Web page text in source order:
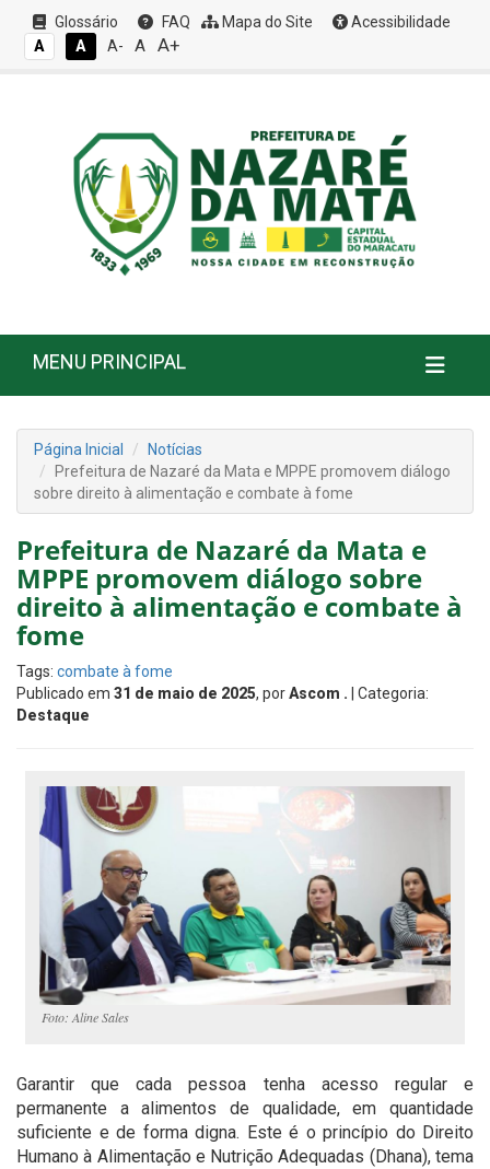
Glossário FAQ Mapa do Site
Acessibilidade
A
A A- A A+
MENU PRINCIPAL
Página Inicial
Notícias
Prefeitura de Nazaré da Mata e MPPE promovem diálogo
sobre direito à alimentação e combate à fome
Prefeitura de Nazaré da Mata e
MPPE promovem diálogo sobre
direito à alimentação e combate à
fome
Tags: combate à fome
Publicado em 31 de maio de 2025, porAscom . | Categoria:
Destaque
Foto: Aline Sales
Garantir que cada pessoa tenha acesso regular e
permanente a alimentos de qualidade, em quantidade
suficiente e de forma digna. Este é o princípio do Direito
Humano à Alimentação e Nutrição Adequadas (Dhana), tema